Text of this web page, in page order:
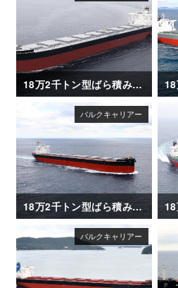
18万2千トン型ばら積み運搬船「WORLD SEAFARER」
18万2千トン型ばら積み運搬船「OCEAN LEADER」